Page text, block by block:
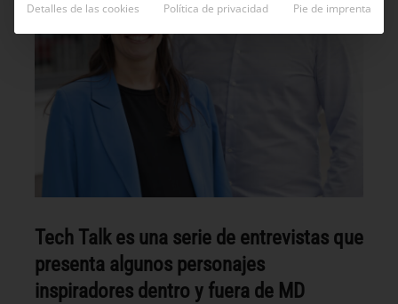
Tech Talk es una serie de entrevistas que
presenta algunos personajes
inspiradores dentro y fuera de MD
Detalles de las cookies Política de privacidad Pie de imprenta